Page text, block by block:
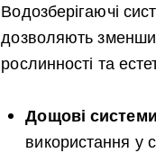
Водозберігаючі
дозволяють
рослинності та
Дощові системи
використання у